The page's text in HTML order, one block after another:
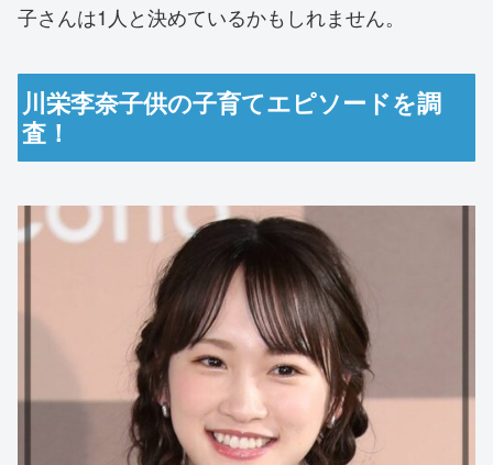
子さんは1人と決めているかもしれません。
川栄李奈子供の子育てエピソードを調
査！